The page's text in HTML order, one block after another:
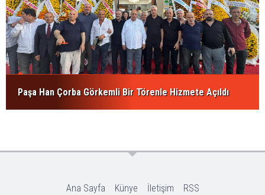
Paşa Han Çorba Görkemli Bir Törenle Hizmete Açıldı
Ana Sayfa Künye İletişim RSS